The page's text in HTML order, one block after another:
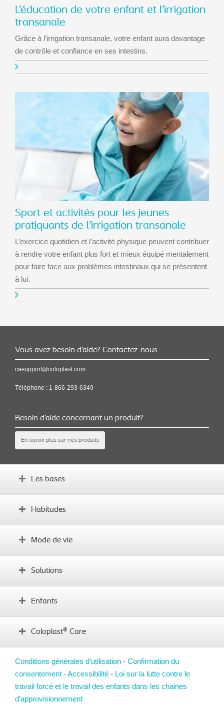
L’éducation de votre enfant et l’irrigation
transanale
Grâce à l’irrigation transanale, votre enfant aura davantage
de contrôle et confiance en ses intestins.
Sport et activités pour les jeunes
pratiquants de l’irrigation transanale
L’exercice quotidien et l’activité physique peuvent contribuer
à rendre votre enfant plus fort et mieux équipé mentalement
pour faire face aux problèmes intestinaux qui se présentent
à lui.
Vous avez besoin d’aide? Contactez-nous
casupport@coloplast.com
Téléphone : 1-866-293-6349
Besoin d’aide concernant un produit?
En savoir plus sur nos produits
Les bases
Comprendre le transit intestinal
Habitudes
Intégrer les bases
Mode de vie
L’alimentation
Témoignages d’utilisateurs
Solutions
Trouver votre solution Peristeen
FAQ
Enfants
Conseils pour les parents
Coloplast® Care
Ressources
À propos du programme Coloplast Care
Pour nous joindre
Conditions générales d’utilisation - Confirmation du
consentement -Accessibilité - Loi sur la lutte contre le
travail forcé et le travail des enfants dans les chaines
d’approvisionnement